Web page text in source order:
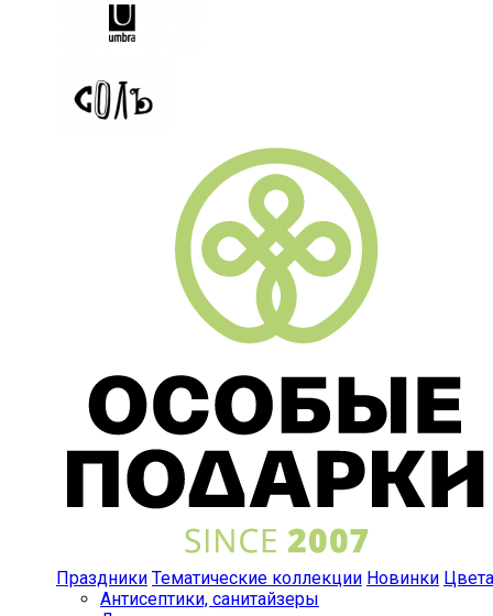
Праздники Тематические коллекции Новинки Цвета
Антисептики, санитайзеры